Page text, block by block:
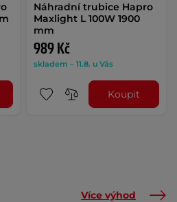
Náhradní trubice Hapro
Maxlight L 100W 1900
mm
989 Kč
skladem – 11.8. u Vás
Koupit
Více výhod